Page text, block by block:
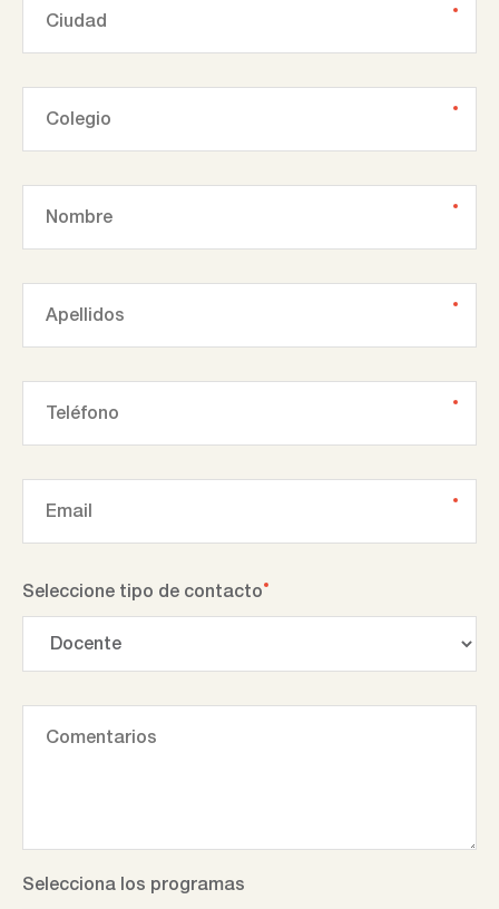
Seleccione tipo de contacto
Selecciona los programas